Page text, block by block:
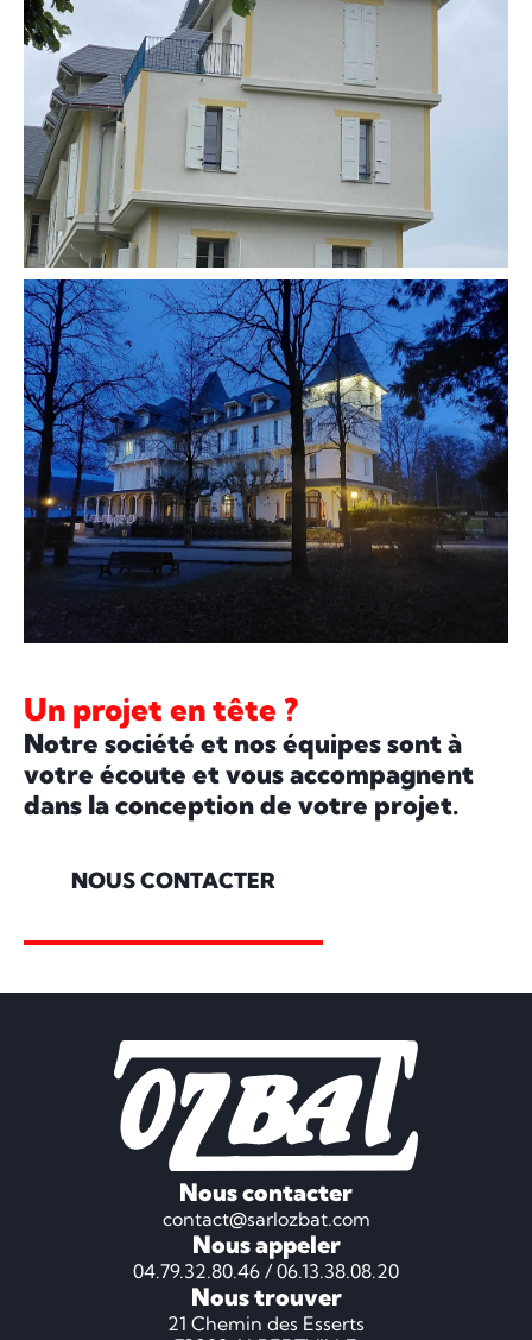
Un projet en tête ?
Notre société et nos équipes sont à
votre écoute et vous accompagnent
dans la conception de votre projet.
NOUS CONTACTER
Nous contacter
contact@sarlozbat.com
Nous appeler
04.79.32.80.46 / 06.13.38.08.20
Nous trouver
21 Chemin des Esserts